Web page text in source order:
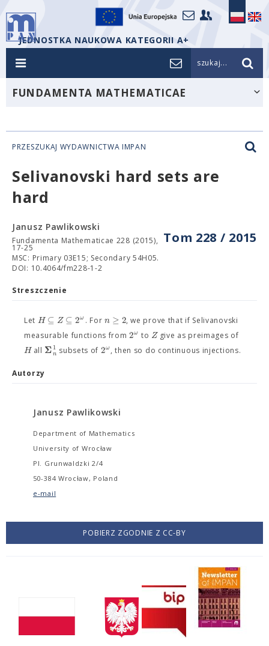
JEDNOSTKA NAUKOWA KATEGORII A+
szukaj...
FUNDAMENTA MATHEMATICAE
PRZESZUKAJ WYDAWNICTWA IMPAN
Selivanovski hard sets are
hard
Tom 228 / 2015
Janusz Pawlikowski
Fundamenta Mathematicae 228 (2015),
17-25
MSC: Primary 03E15; Secondary 54H05.
DOI: 10.4064/fm228-1-2
Streszczenie
Let H ⊆ Z ⊆ 2ω . For n ≥ 2, we prove that if Selivanovski
measurable functions from2ω to Zgive as preimages of
Hall Σ1
n subsets of 2ω, then so do continuous injections.
Autorzy
Janusz Pawlikowski
Department of Mathematics
University of Wrocław
Pl. Grunwaldzki 2/4
50-384 Wrocław, Poland
e-mail
POBIERZ ZGODNIE Z CC-BY